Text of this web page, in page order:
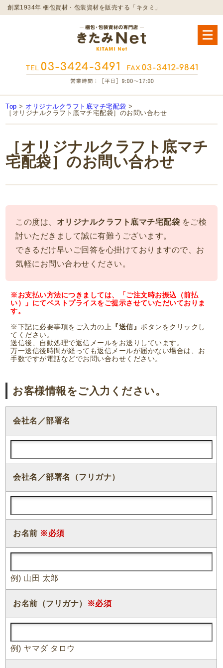
創業1934年 梱包資材・包装資材を販売する「キタミ」
Top > オリジナルクラフト底マチ宅配袋 >
［オリジナルクラフト底マチ宅配袋］のお問い合わせ
［オリジナルクラフト底マチ
宅配袋］のお問い合わせ
この度は、 オリジナルクラフト底マチ宅配袋 をご検
討いただきまして誠に有難うございます。
できるだけ早いご回答を心掛けておりますので、お
気軽にお問い合わせください。
※お支払い方法につきましては、「ご注文時お振込（前払
い）」にてベストプライスをご提示させていただいておりま
す。
※下記に必要事項をご入力の上 『送信』ボタンをクリックし
てください。
送信後、自動処理で返信メールをお送りしています。
万一送信後時間が経っても返信メールが届かない場合は、お
手数ですが電話などでお問い合わせください。
お客様情報をご入力ください。
会社名／部署名
会社名／部署名（フリガナ）
お名前 ※必須
例) 山田 太郎
お名前（フリガナ） ※必須
例) ヤマダ タロウ